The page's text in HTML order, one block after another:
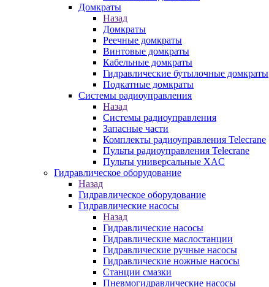
Домкраты
Назад
Домкраты
Реечные домкраты
Винтовые домкраты
Кабельные домкраты
Гидравлические бутылочные домкраты
Подкатные домкраты
Системы радиоуправления
Назад
Системы радиоуправления
Запасные части
Комплекты радиоуправления Telecrane
Пульты радиоуправления Telecrane
Пульты универсальные XAC
Гидравлическое оборудование
Назад
Гидравлическое оборудование
Гидравлические насосы
Назад
Гидравлические насосы
Гидравлические маслостанции
Гидравлические ручные насосы
Гидравлические ножные насосы
Станции смазки
Пневмогидравлические насосы